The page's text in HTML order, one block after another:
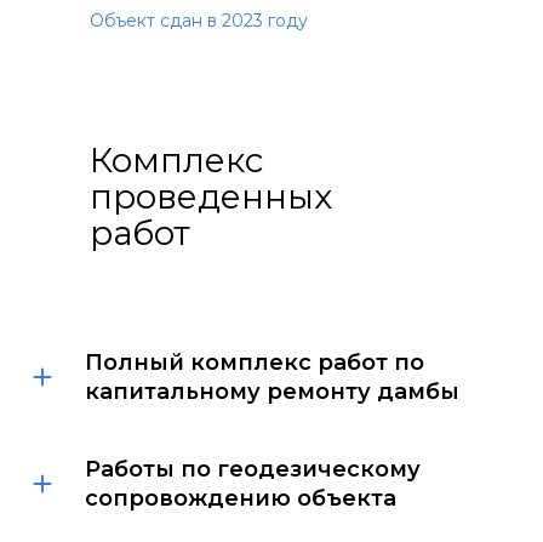
Объект сдан в 2023 году
Комплекс
проведенных
работ
Полный комплекс работ по
капитальному ремонту дамбы
Работы по геодезическому
сопровождению объекта